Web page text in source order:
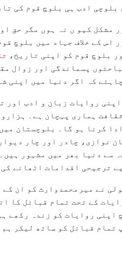
بلوچی ادب ہی بلوچ قوم کی
مشکل کیو ں نہ ہوں مگر حق
اس کے خلاف جہاد میں بلوچ
بلوچ قوم کو اپنی تاریخ،
پسماندگی اور زوال
کہ اگر دنیا میں اپنی
روایات زبان و ادب اور
ہماری پہچان ہے۔
کرنا ہو گا۔ بلوچستان
نوازی، چادر اور چار
سے دنیا بھر میں مشہور
ترجیحی اقدامات اٹھانے
نے میرمحمدوارث کو ان
کے تحت تمام قبائل کا
اپنی روایات کو زندہ رکھے
تمام قبائل کو ساتھ لیکر